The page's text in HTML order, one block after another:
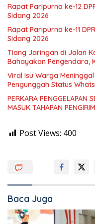
Rapat Paripurna ke-12
Sidang 2026
Rapat Paripurna ke-11
Sidang 2026
Tiang Jaringan di Jalan
Bahayakan Pengendara,
Viral Isu Warga
Pengunggah Status
PERKARA PENGGELAPAN
MASUK TAHAPAN
Post Views: 400
Baca Juga